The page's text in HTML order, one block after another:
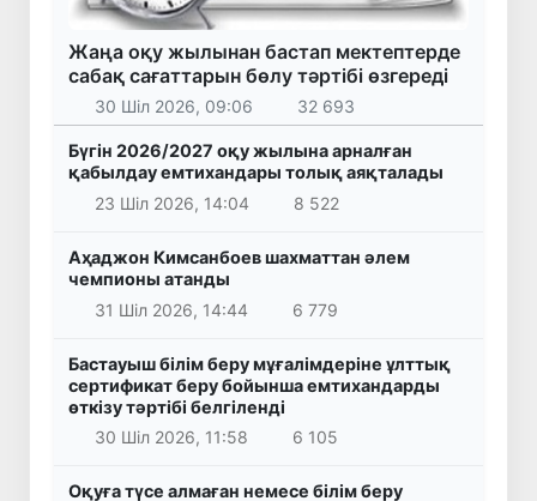
Жаңа оқу жылынан бастап мектептерде
сабақ сағаттарын бөлу тәртібі өзгереді
30 Шіл 2026, 09:06 32 693
Бүгін 2026/2027 оқу жылына арналған
қабылдау емтихандары толық аяқталады
23 Шіл 2026, 14:04
8 522
Аҳаджон Кимсанбоев шахматтан әлем
чемпионы атанды
31 Шіл 2026, 14:44
6 779
Бастауыш білім беру мұғалімдеріне ұлттық
сертификат беру бойынша емтихандарды
өткізу тәртібі белгіленді
30 Шіл 2026, 11:58
6 105
Оқуға түсе алмаған немесе білім беру